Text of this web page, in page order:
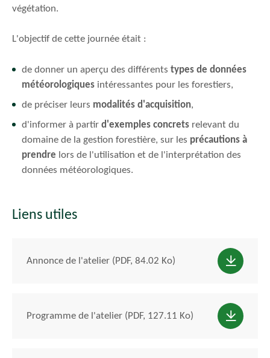
végétation.
L'objectif de cette journée était :
de donner un aperçu des différents types de données
météorologiques intéressantes pour les forestiers,
de préciser leurs modalités d'acquisition,
d'informer à partir d'exemples concrets relevant du
domaine de la gestion forestière, sur les précautions à
prendre lors de l'utilisation et de l'interprétation des
données météorologiques.
Liens utiles
Annonce de l'atelier (PDF, 84.02 Ko)
Programme de l'atelier (PDF, 127.11 Ko)